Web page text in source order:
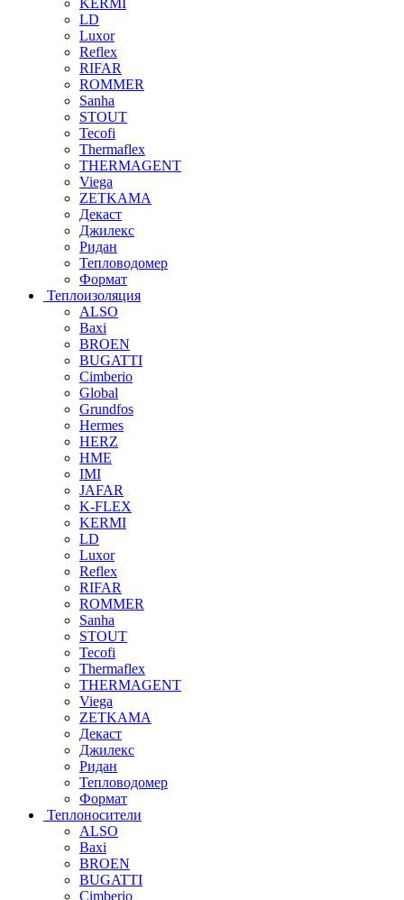
LD
Luxor
Reflex
RIFAR
ROMMER
Sanha
STOUT
Tecofi
Thermaflex
THERMAGENT
Viega
ZETKAMA
Декаст
Джилекс
Ридан
Тепловодомер
Формат
Теплоизоляция
ALSO
Baxi
BROEN
BUGATTI
Cimberio
Global
Grundfos
Hermes
HERZ
HME
IMI
JAFAR
K-FLEX
KERMI
LD
Luxor
Reflex
RIFAR
ROMMER
Sanha
STOUT
Tecofi
Thermaflex
THERMAGENT
Viega
ZETKAMA
Декаст
Джилекс
Ридан
Тепловодомер
Формат
Теплоносители
ALSO
Baxi
BROEN
BUGATTI
Cimberio